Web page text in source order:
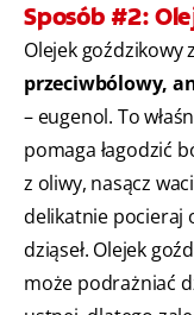
Sposób #2:
Olejek goździkowy
przeciwbólowy,
– eugenol. To
pomaga łagodzić
z oliwy, nasącz
delikatnie pocieraj
dziąseł. Olejek
może podrażniać